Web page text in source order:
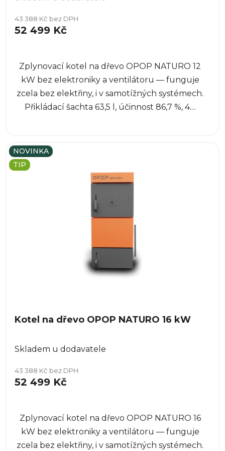
43 388 Kč bez DPH
52 499 Kč
Zplynovací kotel na dřevo OPOP NATURO 12
kW bez elektroniky a ventilátoru — funguje
zcela bez elektřiny, i v samotížných systémech.
Přikládací šachta 63,5 l, účinnost 86,7 %, 4....
NOVINKA
TIP
Kotel na dřevo OPOP NATURO 16 kW
Skladem u dodavatele
43 388 Kč bez DPH
52 499 Kč
Zplynovací kotel na dřevo OPOP NATURO 16
kW bez elektroniky a ventilátoru — funguje
zcela bez elektřiny, i v samotížných systémech.